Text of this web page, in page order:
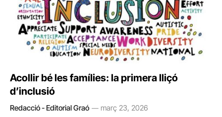
Acollir bé les famílies: la primera lliçó
d’inclusió
Redacció - Editorial Graó març 23, 2026